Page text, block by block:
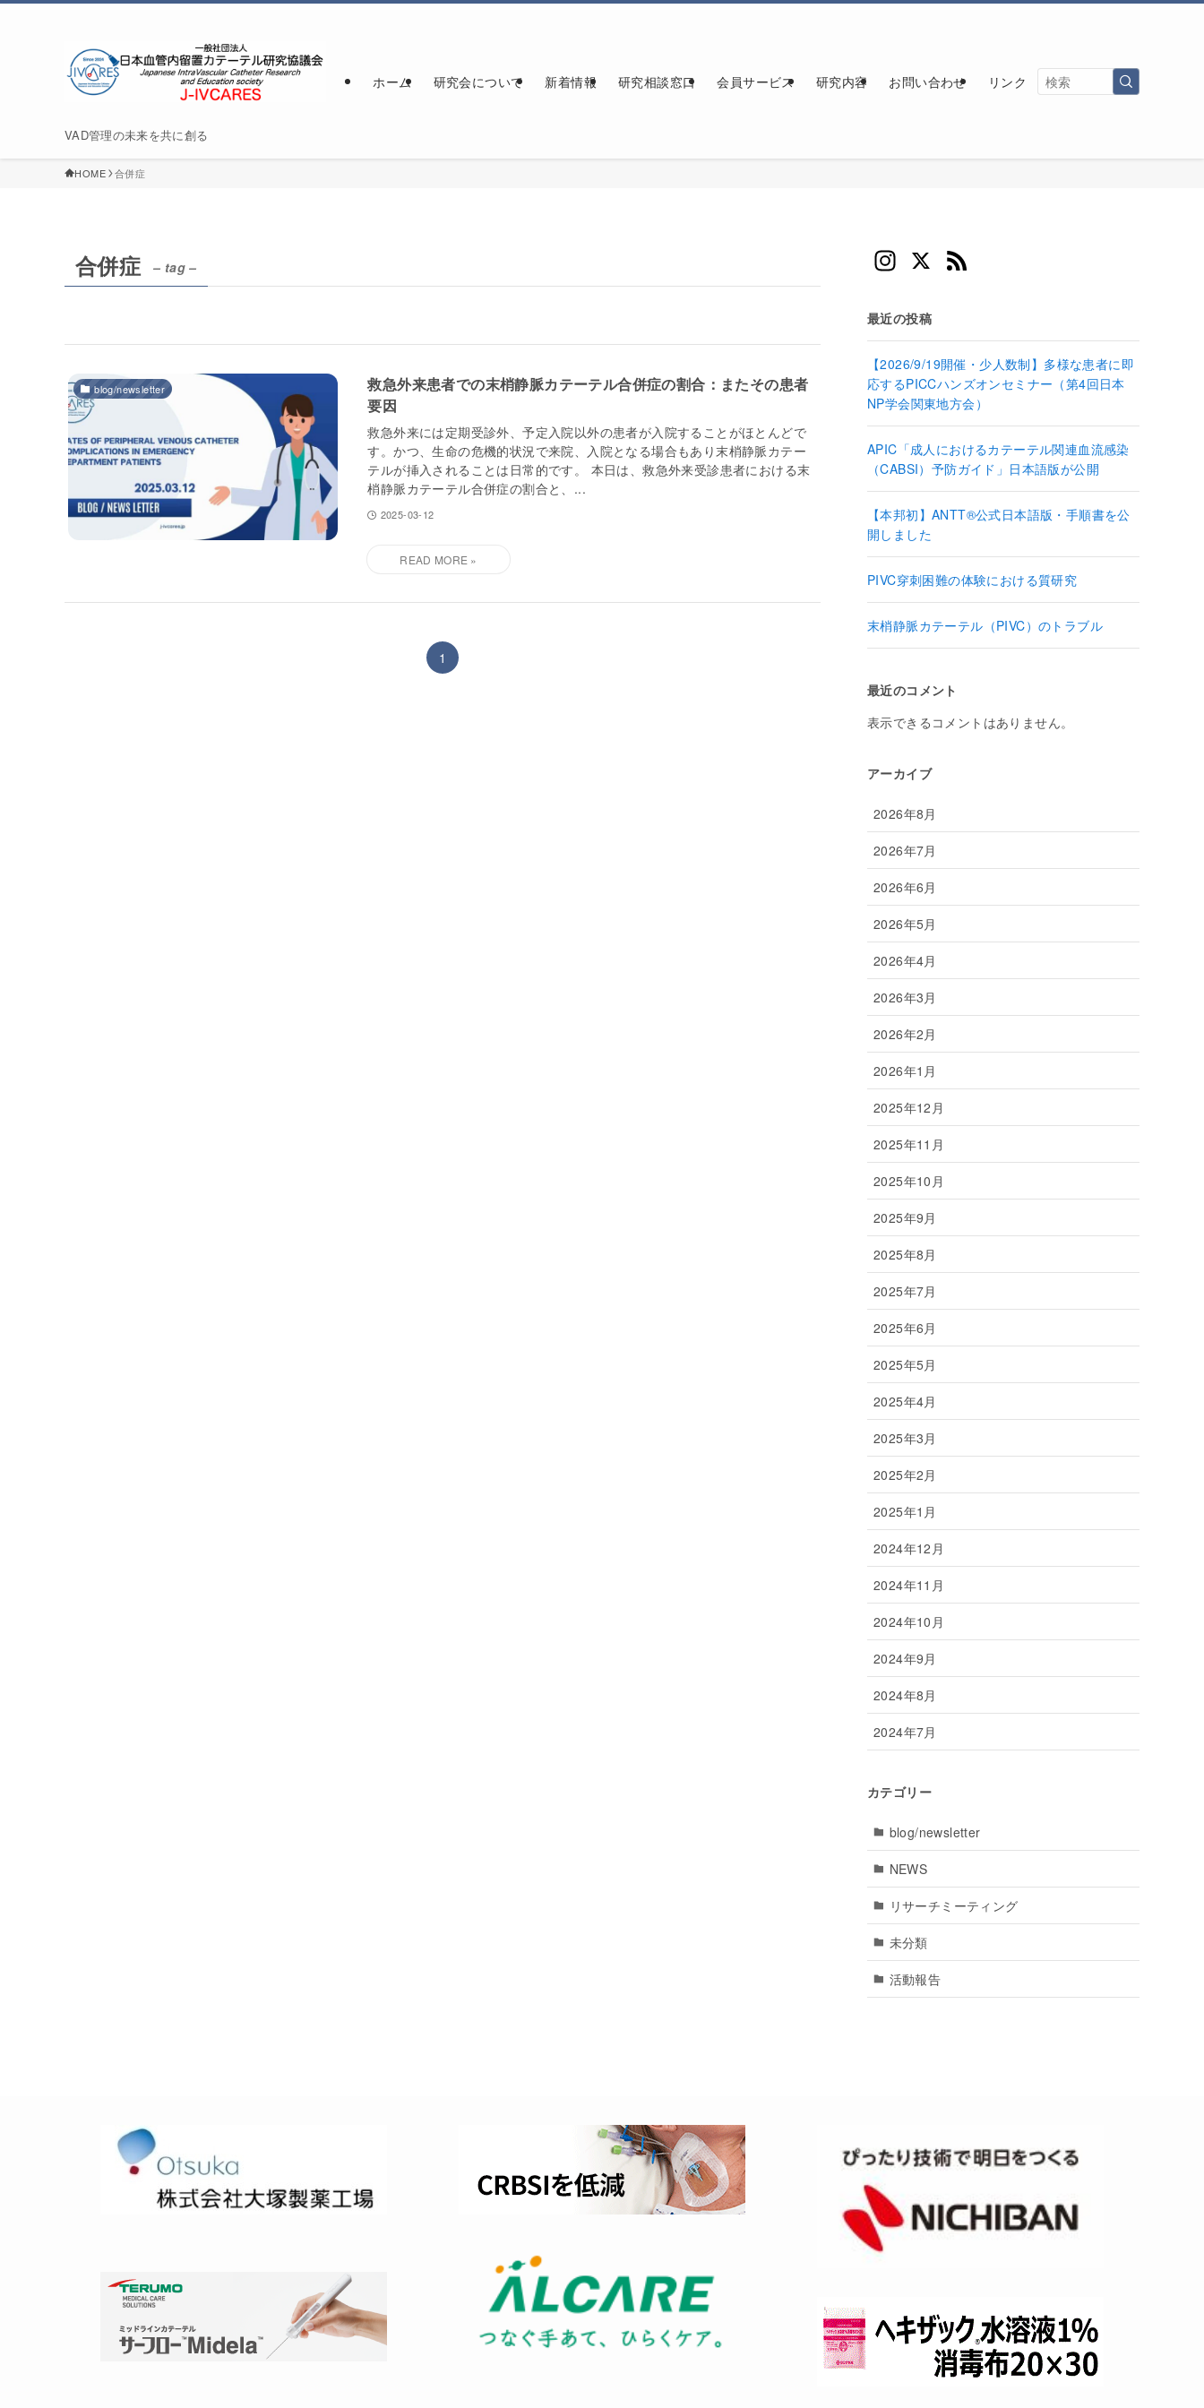
VAD管理の未来を共に創る
ホーム 研究会について 新着情報 研究相談窓口 会員サービス 研究内容 お問い合わせ リンク
HOME 合併症
合併症 – tag –
blog/newsletter
救急外来患者での末梢静脈カテーテル合併症の割合：またその患者
要因
救急外来には定期受診外、予定入院以外の患者が入院することがほとんどで
す。かつ、生命の危機的状況で来院、入院となる場合もあり末梢静脈カテー
テルが挿入されることは日常的です。 本日は、救急外来受診患者における末
梢静脈カテーテル合併症の割合と、...
2025-03-12
1
In
a
gr
a
m
X
d
最近の投稿
【2026/9/19開催・少人数制】多様な患者に即
応するPICCハンズオンセミナー（第4回日本
NP学会関東地方会）
APIC「成人におけるカテーテル関連血流感染
（CABSI）予防ガイド」日本語版が公開
【本邦初】ANTT®公式日本語版・手順書を公
開しました
PIVC穿刺困難の体験における質研究
末梢静脈カテーテル（PIVC）のトラブル
最近のコメント
表示できるコメントはありません。
アーカイブ
2026年8月
2026年7月
2026年6月
2026年5月
2026年4月
2026年3月
2026年2月
2026年1月
2025年12月
2025年11月
2025年10月
2025年9月
2025年8月
2025年7月
2025年6月
2025年5月
2025年4月
2025年3月
2025年2月
2025年1月
2024年12月
2024年11月
2024年10月
2024年9月
2024年8月
2024年7月
カテゴリー
blog/newsletter
NEWS
リサーチミーティング
未分類
活動報告